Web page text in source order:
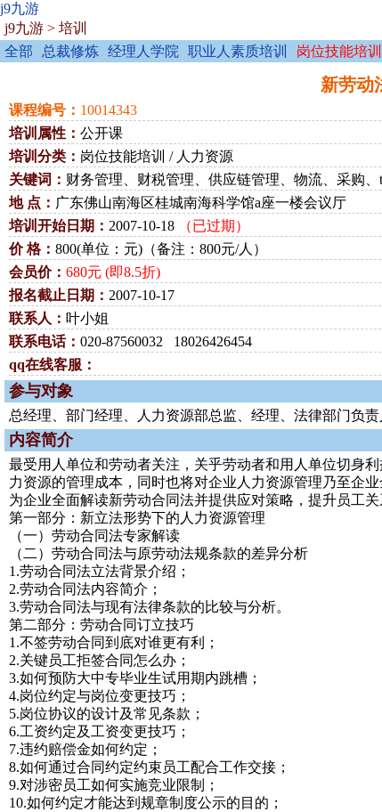
j9九游
j9九游 > 培训
全部
总裁修炼 经理人学院 职业人素质培训 岗位技能培训
新劳动
课程编号： 10014343
培训属性： 公开课
培训分类： 岗位技能培训 / 人力资源
关键词： 财务管理、财税管理、供应链管理、物流、采购、
地 点： 广东佛山南海区桂城南海科学馆a座一楼会议厅
培训开始日期： 2007-10-18
（已过期）
价 格： 800(单位：元)（备注：800元/人）
会员价： 680元 (即8.5折)
报名截止日期： 2007-10-17
联系人： 叶小姐
联系电话： 020-87560032 18026426454
qq在线客服：
参与对象
总经理、部门经理、人力资源部总监、经理、法律部门负
内容简介
最受用人单位和劳动者关注，关乎劳动者和用人单位切身
力资源的管理成本，同时也将对企业人力资源管理乃至企
为企业全面解读新劳动合同法并提供应对策略，提升员工
第一部分：新立法形势下的人力资源管理
（一）劳动合同法专家解读
（二）劳动合同法与原劳动法规条款的差异分析
1.劳动合同法立法背景介绍；
2.劳动合同法内容简介；
3.劳动合同法与现有法律条款的比较与分析。
第二部分：劳动合同订立技巧
1.不签劳动合同到底对谁更有利；
2.关键员工拒签合同怎么办；
3.如何预防大中专毕业生试用期内跳槽；
4.岗位约定与岗位变更技巧；
5.岗位协议的设计及常见条款；
6.工资约定及工资变更技巧；
7.违约赔偿金如何约定；
8.如何通过合同约定约束员工配合工作交接；
9.对涉密员工如何实施竞业限制；
10.如何约定才能达到规章制度公示的目的；